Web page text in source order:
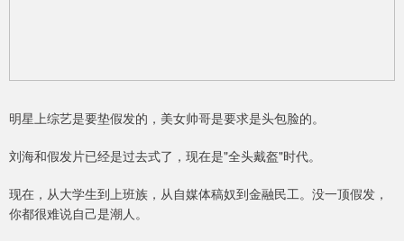
明星上综艺是要垫假发的，美女帅哥是要求是头包脸的。
刘海和假发片已经是过去式了，现在是"全头戴盔"时代。
现在，从大学生到上班族，从自媒体稿奴到金融民工。没一顶假发，
你都很难说自己是潮人。